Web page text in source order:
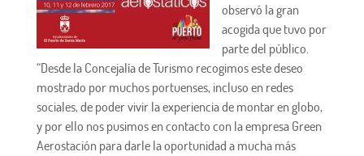
observó la gran
acogida que tuvo por
parte del público.
“Desde la Concejalía de Turismo recogimos este deseo
mostrado por muchos portuenses, incluso en redes
sociales, de poder vivir la experiencia de montar en globo,
y por ello nos pusimos en contacto con la empresa Green
Aerostación para darle la oportunidad a mucha más